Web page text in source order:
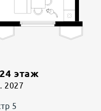
24 этаж
2027
5